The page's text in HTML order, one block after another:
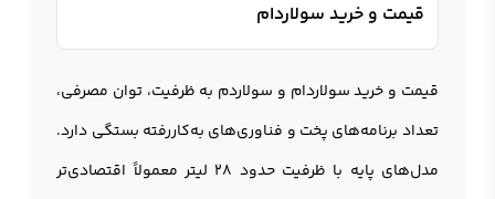
قیمت و خرید سولاردام
قیمت و خرید سولاردام و سولاردم به ظرفیت، توان مصرفی،
تعداد برنامه‌های پخت و فناوری‌های به‌کاررفته بستگی دارد.
مدل‌های پایه با ظرفیت حدود 28 لیتر معمولاً اقتصادی‌تر